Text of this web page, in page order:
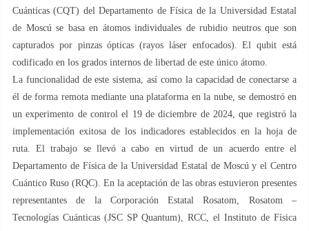
Cuánticas (CQT) del Departamento de Física de la Universidad Estatal
de Moscú se basa en átomos individuales de rubidio neutros que son
capturados por pinzas ópticas (rayos láser enfocados). El qubit está
codificado en los grados internos de libertad de este único átomo.
La funcionalidad de este sistema, así como la capacidad de conectarse a
él de forma remota mediante una plataforma en la nube, se demostró en
un experimento de control el 19 de diciembre de 2024, que registró la
implementación exitosa de los indicadores establecidos en la hoja de
ruta. El trabajo se llevó a cabo en virtud de un acuerdo entre el
Departamento de Física de la Universidad Estatal de Moscú y el Centro
Cuántico Ruso (RQC). En la aceptación de las obras estuvieron presentes
representantes de la Corporación Estatal Rosatom, Rosatom –
Tecnologías Cuánticas (JSC SP Quantum), RCC, el Instituto de Física